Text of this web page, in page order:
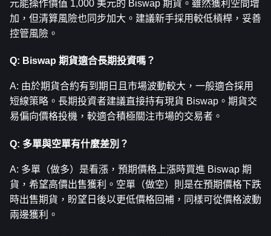
元能操作價值 1,000 美元的 Biswap 期貨。雖然獲利空間增
加，但清算風險也同步加大。建議新手採用較低槓桿，妥善
控管風險。
Q: Biswap 期貨適合長期投資嗎？
A: 由於期貨合約有到期日且市場波動較大，一般適合採用
短線策略。長期投資者建議直接持有現貨 Biswap。期貨交
易偏向價格投機，較適合積極關注市場的交易者。
Q: 多單與空單有什麼差別？
A: 多單（做多）是看漲，預期價格上漲時買進 Biswap 期
貨，希望高價出售獲利。空單（做空）則是在預期價格下跌
時出售期貨，盼望日後以更低價格回補，同樣可從價格波動
兩邊獲利。